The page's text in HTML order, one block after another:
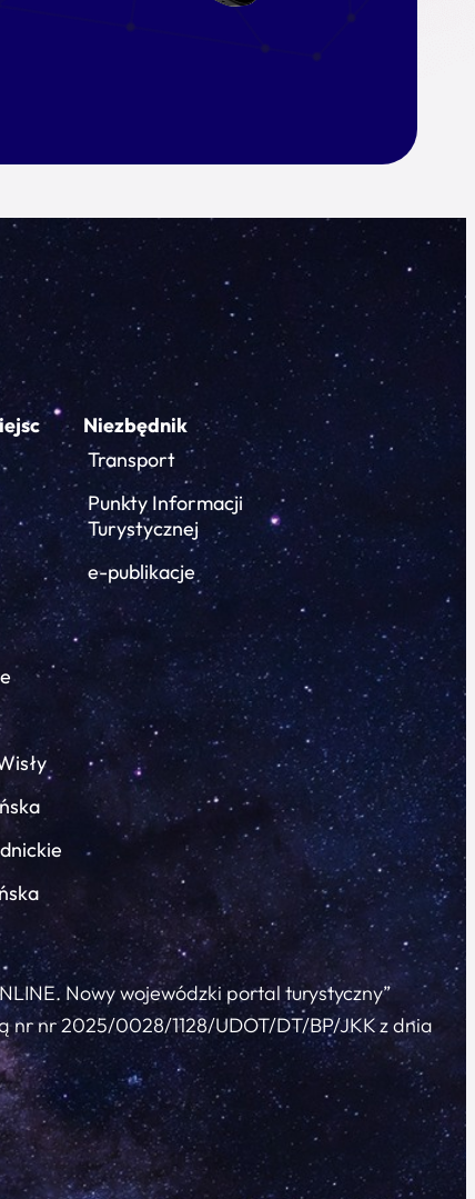
Niezbędnik
Transport
Punkty Informacji
Turystycznej
e-publikacje
Nowy wojewódzki portal turystyczny”
nr nr 2025/0028/1128/UDOT/DT/BP/JKK z dnia